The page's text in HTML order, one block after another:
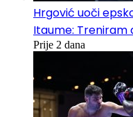
Hrgović uoči
Itaume: Treniram
Prije 2 dana